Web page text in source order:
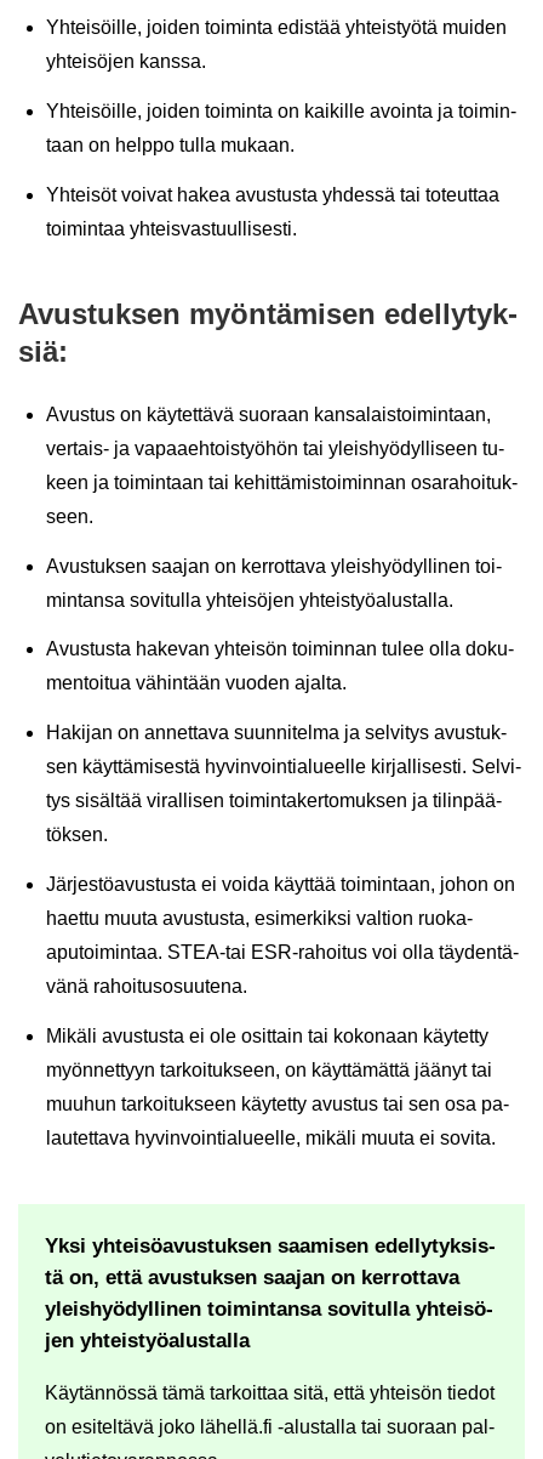
Yh­tei­söil­le, joi­den toi­min­ta edis­tää yh­teis­työ­tä mui­den
yh­tei­sö­jen kans­sa.
Yh­tei­söil­le, joi­den toi­min­ta on kai­kil­le avoin­ta ja toi­min­
taan on help­po tulla mu­kaan.
Yh­tei­söt voi­vat hakea avus­tus­ta yh­des­sä tai to­teut­taa
toi­min­taa yh­teis­vas­tuul­li­ses­ti.
Avus­tuk­sen myön­tä­mi­sen edel­ly­tyk­
siä:
Avus­tus on käy­tet­tä­vä suo­raan kan­sa­lais­toi­min­taan,
vertais-​ ja va­paa­eh­tois­työ­hön tai yleis­hyö­dyl­li­seen tu­
keen ja toi­min­taan tai ke­hit­tä­mis­toi­min­nan osa­ra­hoi­tuk­
seen.
Avus­tuk­sen saa­jan on ker­rot­ta­va yleis­hyö­dyl­li­nen toi­
min­tan­sa so­vi­tul­la yh­tei­sö­jen yh­teis­työ­alus­tal­la.
Avus­tus­ta ha­ke­van yh­tei­sön toi­min­nan tulee olla do­ku­
men­toi­tua vä­hin­tään vuo­den ajal­ta.
Ha­ki­jan on an­net­ta­va suun­ni­tel­ma ja sel­vi­tys avus­tuk­
sen käyt­tä­mi­ses­tä hy­vin­voin­tia­lu­eel­le kir­jal­li­ses­ti. Sel­vi­
tys si­säl­tää vi­ral­li­sen toi­min­ta­ker­to­muk­sen ja ti­lin­pää­
tök­sen.
Jär­jes­tö­avus­tus­ta ei voida käyt­tää toi­min­taan, johon on
haet­tu muuta avus­tus­ta, esi­mer­kik­si val­tion ruoka-​
aputoimintaa. STEA-​tai ESR-​rahoitus voi olla täy­den­tä­
vä­nä ra­hoi­tuso­suu­te­na.
Mi­kä­li avus­tus­ta ei ole osit­tain tai ko­ko­naan käy­tet­ty
myön­net­tyyn tar­koi­tuk­seen, on käyt­tä­mät­tä jää­nyt tai
muu­hun tar­koi­tuk­seen käy­tet­ty avus­tus tai sen osa pa­
lau­tet­ta­va hy­vin­voin­tia­lu­eel­le, mi­kä­li muuta ei so­vi­ta.
Yksi yh­tei­sö­avus­tuk­sen saa­mi­sen edel­ly­tyk­sis­
tä on, että avus­tuk­sen saa­jan on ker­rot­ta­va
yleis­hyö­dyl­li­nen toi­min­tan­sa so­vi­tul­la yh­tei­sö­
jen yh­teis­työ­alus­tal­la
Käy­tän­nös­sä tämä tar­koit­taa sitä, että yh­tei­sön tie­dot
on esi­tel­tä­vä joko lä­hel­lä.fi -​alustalla tai suo­raan pal­